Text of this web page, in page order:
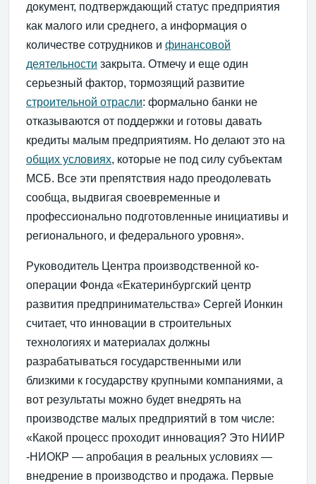
документ, подтверждающий статус предприятия
как малого или среднего, а информация о
количестве сотрудников и финансовой
деятельности закрыта. Отмечу и еще один
серьезный фактор, тормозящий развитие
строительной отрасли: формально банки не
отказываются от поддержки и готовы давать
кредиты малым предприятиям. Но делают это на
общих условиях, которые не под силу субъектам
МСБ. Все эти препятствия надо преодолевать
сообща, выдвигая своевременные и
профессионально подготовленные инициативы и
регионального, и федерального уровня».
Руководитель Центра производственной ко-
операции Фонда «Екатеринбургский центр
развития предпринимательства» Сергей Ионкин
считает, что инновации в строительных
технологиях и материалах должны
разрабатываться государственными или
близкими к государству крупными компаниями, а
вот результаты можно будет внедрять на
производстве малых предприятий в том числе:
«Какой процесс проходит инновация? Это НИИР
-НИОКР — апробация в реальных условиях —
внедрение в производство и продажа. Первые